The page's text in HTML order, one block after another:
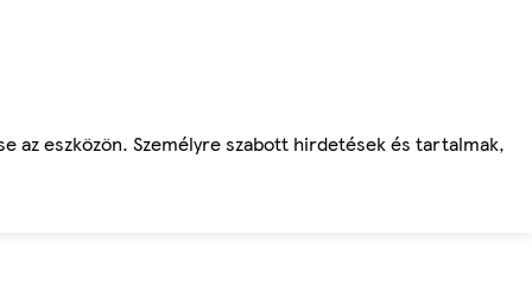
az eszközön. Személyre szabott hirdetések és tartalmak,